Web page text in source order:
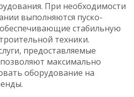
При необходимости
выполняются пуско-
стабильную
техники.
предоставляемые
максимально
оборудование на